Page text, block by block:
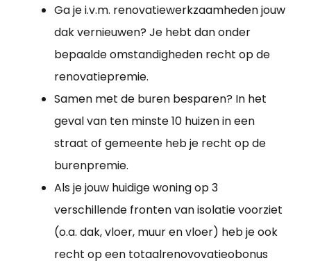
Ga je i.v.m. renovatiewerkzaamheden jouw
dak vernieuwen? Je hebt dan onder
bepaalde omstandigheden recht op de
renovatiepremie.
Samen met de buren besparen? In het
geval van ten minste 10 huizen in een
straat of gemeente heb je recht op de
burenpremie.
Als je jouw huidige woning op 3
verschillende fronten van isolatie voorziet
(o.a. dak, vloer, muur en vloer) heb je ook
recht op een totaalrenovovatieobonus